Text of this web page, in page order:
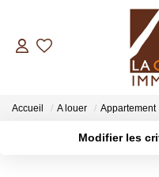
Accueil A louer Appartement
Modifier les